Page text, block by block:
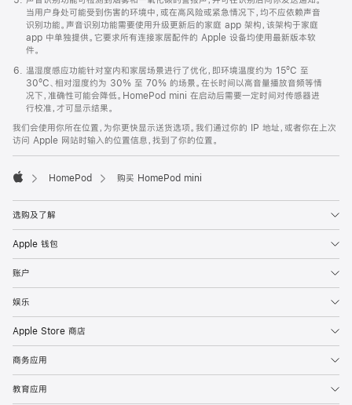
当用户身处可能受到伤害的环境中，或在高风险或紧急情况下，均不应依赖声音
识别功能。声音识别功能需要使用升级更新后的家庭 app 架构，该架构于家庭
app 中单独提供。它要求所有连接家居配件的 Apple 设备均使用最新版本软
件。
温湿度感应功能针对室内和家居场景进行了优化，即环境温度约为 15ºC 至
30ºC、相对湿度约为 30% 至 70% 的场景。在长时间以高音量播放音频等情
况下，准确性可能会降低。HomePod mini 在启动后需要一定时间对传感器进
行校准，才可显示结果。
我们会使用你所在位置，为你更快显示送货选项。我们通过你的 IP 地址，或者你在上次
访问 Apple 网站时输入的位置信息，找到了你的位置。
HomePod 购买 HomePod mini
选购及了解
Apple 钱包
账户
娱乐
Apple Store 商店
商务应用
教育应用